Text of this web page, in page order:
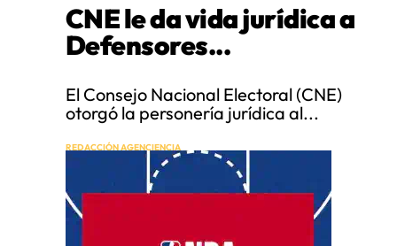
CNE le da vida jurídica a
Defensores...
El Consejo Nacional Electoral (CNE)
otorgó la personería jurídica al...
REDACCIÓN AGENCIENCIA